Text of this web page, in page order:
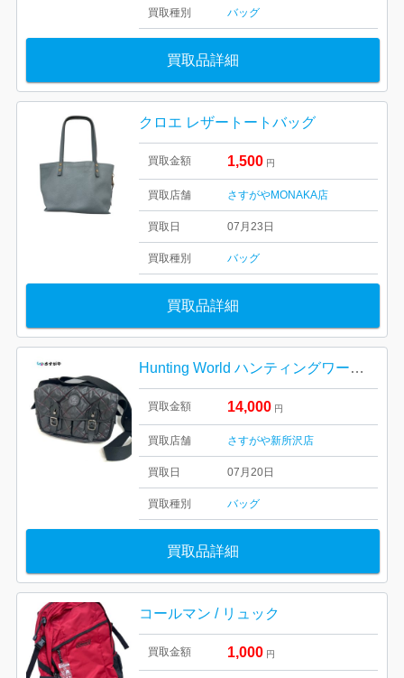
買取種別 バッグ
買取品詳細
クロエ レザートートバッグ
買取金額 1,500 円
買取店舗 さすがやMONAKA店
買取日 07月23日
買取種別 バッグ
買取品詳細
Hunting World ハンティングワールド キルティング ナイロン ショルダーバッグ
買取金額 14,000 円
買取店舗 さすがや新所沢店
買取日 07月20日
買取種別 バッグ
買取品詳細
コールマン / リュック
買取金額 1,000 円